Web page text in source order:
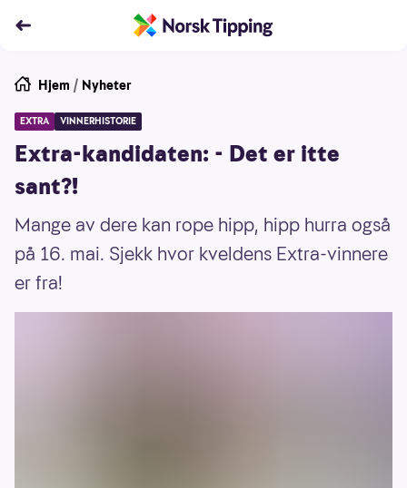
Hjem / Nyheter
EXTRA VINNERHISTORIE
Extra-kandidaten: - Det er itte
sant?!
Mange av dere kan rope hipp, hipp hurra også
på 16. mai. Sjekk hvor kveldens Extra-vinnere
er fra!